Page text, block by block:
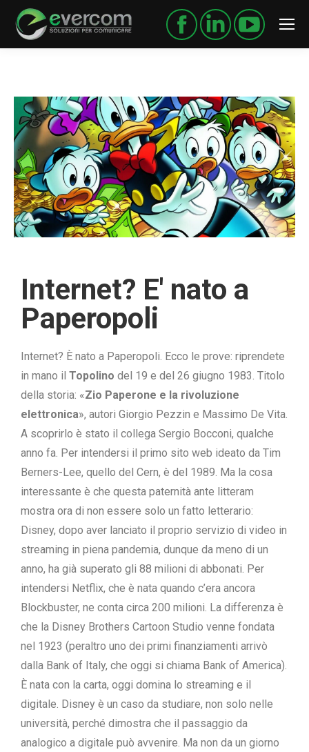
Internet? E' nato a
Paperopoli
Internet? È nato a Paperopoli. Ecco le prove: riprendete
in mano il Topolino del 19 e del 26 giugno 1983. Titolo
della storia: «Zio Paperone e la rivoluzione
elettronica», autori Giorgio Pezzin e Massimo De Vita.
A scoprirlo è stato il collega Sergio Bocconi, qualche
anno fa. Per intendersi il primo sito web ideato da Tim
Berners-Lee, quello del Cern, è del 1989. Ma la cosa
interessante è che questa paternità ante litteram
mostra ora di non essere solo un fatto letterario:
Disney, dopo aver lanciato il proprio servizio di video in
streaming in piena pandemia, dunque da meno di un
anno, ha già superato gli 88 milioni di abbonati. Per
intendersi Netflix, che è nata quando c’era ancora
Blockbuster, ne conta circa 200 milioni. La differenza è
che la Disney Brothers Cartoon Studio venne fondata
nel 1923 (peraltro uno dei primi finanziamenti arrivò
dalla Bank of Italy, che oggi si chiama Bank of America).
È nata con la carta, oggi domina lo streaming e il
digitale. Disney è un caso da studiare, non solo nelle
università, perché dimostra che il passaggio da
analogico a digitale può avvenire. Ma non da un giorno